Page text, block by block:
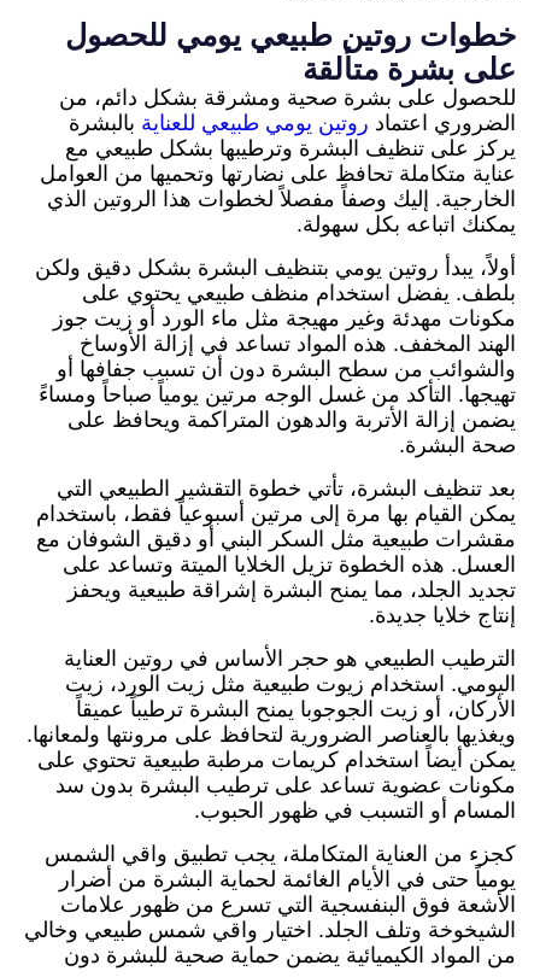
خطوات روتين طبيعي يومي للحصول
على بشرة متألقة
للحصول على بشرة صحية ومشرقة بشكل دائم، من
الضروري اعتماد روتين يومي طبيعي للعناية بالبشرة
يركز على تنظيف البشرة وترطيبها بشكل طبيعي مع
عناية متكاملة تحافظ على نضارتها وتحميها من العوامل
الخارجية. إليك وصفاً مفصلاً لخطوات هذا الروتين الذي
يمكنك اتباعه بكل سهولة.
أولاً، يبدأ روتين يومي بتنظيف البشرة بشكل دقيق ولكن
بلطف. يفضل استخدام منظف طبيعي يحتوي على
مكونات مهدئة وغير مهيجة مثل ماء الورد أو زيت جوز
الهند المخفف. هذه المواد تساعد في إزالة الأوساخ
والشوائب من سطح البشرة دون أن تسبب جفافها أو
تهيجها. التأكد من غسل الوجه مرتين يومياً صباحاً ومساءً
يضمن إزالة الأتربة والدهون المتراكمة ويحافظ على
صحة البشرة.
بعد تنظيف البشرة، تأتي خطوة التقشير الطبيعي التي
يمكن القيام بها مرة إلى مرتين أسبوعياً فقط، باستخدام
مقشرات طبيعية مثل السكر البني أو دقيق الشوفان مع
العسل. هذه الخطوة تزيل الخلايا الميتة وتساعد على
تجديد الجلد، مما يمنح البشرة إشراقة طبيعية ويحفز
إنتاج خلايا جديدة.
الترطيب الطبيعي هو حجر الأساس في روتين العناية
اليومي. استخدام زيوت طبيعية مثل زيت الورد، زيت
الأركان، أو زيت الجوجوبا يمنح البشرة ترطيباً عميقاً
ويغذيها بالعناصر الضرورية لتحافظ على مرونتها ولمعانها.
يمكن أيضاً استخدام كريمات مرطبة طبيعية تحتوي على
مكونات عضوية تساعد على ترطيب البشرة بدون سد
المسام أو التسبب في ظهور الحبوب.
كجزء من العناية المتكاملة، يجب تطبيق واقي الشمس
يومياً حتى في الأيام الغائمة لحماية البشرة من أضرار
الأشعة فوق البنفسجية التي تسرع من ظهور علامات
الشيخوخة وتلف الجلد. اختيار واقي شمس طبيعي وخالي
من المواد الكيميائية يضمن حماية صحية للبشرة دون